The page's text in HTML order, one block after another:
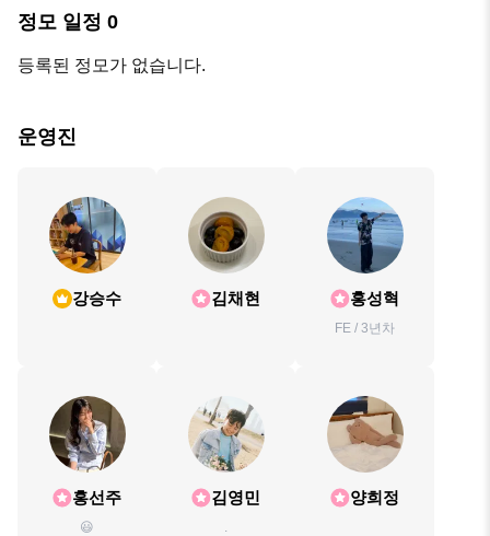
정모 일정 0
등록된 정모가 없습니다.
운영진
강승수 김채현 홍성혁
FE / 3년차
홍선주
😃
김영민 양희정